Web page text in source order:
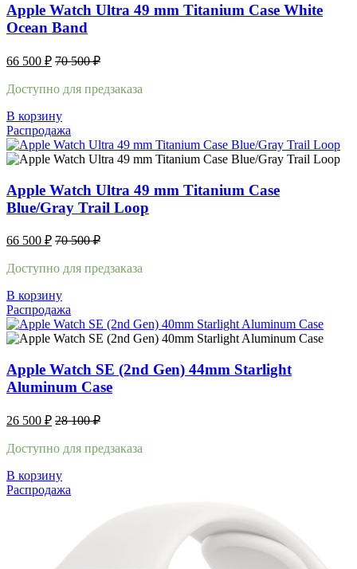
Apple Watch Ultra 49 mm Titanium Case White
Ocean Band
66 500 ₽ 70 500₽
Доступно для предзаказа
В корзину
Распродажа
Apple Watch Ultra 49 mm Titanium Case
Blue/Gray Trail Loop
66 500 ₽ 70 500₽
Доступно для предзаказа
В корзину
Распродажа
Apple Watch SE (2nd Gen) 44mm Starlight
Aluminum Case
26 500 ₽ 28 100₽
Доступно для предзаказа
В корзину
Распродажа